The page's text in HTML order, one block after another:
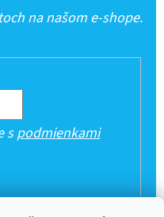
na našom e-shope.
spodmienkami